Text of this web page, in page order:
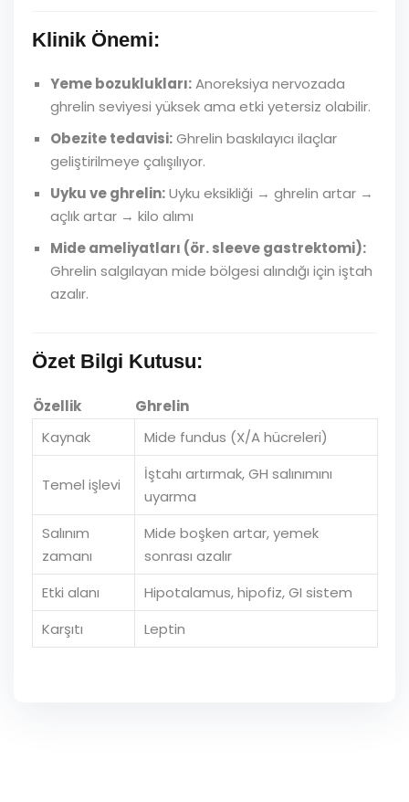
Klinik Önemi:
Yeme bozuklukları:Anoreksiya nervozada
ghrelin seviyesi yüksek ama etki yetersiz olabilir.
Obezite tedavisi:Ghrelin baskılayıcı ilaçlar
geliştirilmeye çalışılıyor.
Uyku ve ghrelin:Uyku eksikliği → ghrelin artar →
açlık artar → kilo alımı
Mide ameliyatları (ör. sleeve gastrektomi):
Ghrelin salgılayan mide bölgesi alındığı için iştah
azalır.
Özet Bilgi Kutusu:
Özellik
Ghrelin
Kaynak
Mide fundus (X/A hücreleri)
Temel işlevi
İştahı artırmak, GH salınımını
uyarma
Salınım
zamanı
Mide boşken artar, yemek
sonrası azalır
Etki alanı
Hipotalamus, hipofiz, GI sistem
Karşıtı
Leptin